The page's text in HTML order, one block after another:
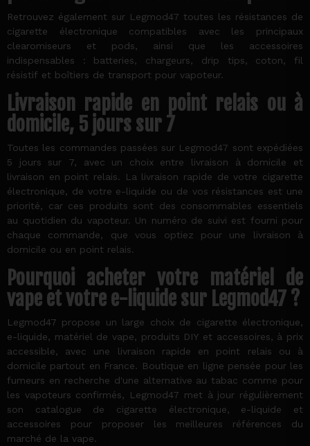
Retrouvez également sur Legmod47 toutes les résistances de
cigarette électronique compatibles avec les principaux
clearomiseurs et pods, ainsi que les accessoires
indispensables : batteries, chargeurs, drip tips, coton, fil
résistif et boîtiers de transport pour vapoteur.
Livraison rapide en point relais ou à
domicile, 5 jours sur 7
Toutes les commandes passées sur Legmod47 sont expédiées
5 jours sur 7, avec un choix entre livraison à domicile et
livraison en point relais. La livraison rapide de votre cigarette
électronique, de votre e-liquide ou de vos résistances est une
priorité, car ces produits sont des consommables essentiels
au quotidien du vapoteur. Un numéro de suivi est fourni pour
chaque commande, que vous optiez pour une livraison à
domicile ou en point relais.
Pourquoi acheter votre matériel de
vape et votre e-liquide sur Legmod47 ?
Legmod47 propose un large choix de cigarette électronique,
e-liquide, matériel de vape, produits DIY et accessoires, à prix
accessible, avec une livraison rapide en point relais ou à
domicile partout en France. Boutique en ligne pensée pour les
fumeurs en recherche d'une alternative au tabac comme pour
les vapoteurs confirmés, Legmod47 met à jour régulièrement
son catalogue de cigarette électronique, e-liquide et
accessoires pour proposer les meilleures références du
marché de la vape.